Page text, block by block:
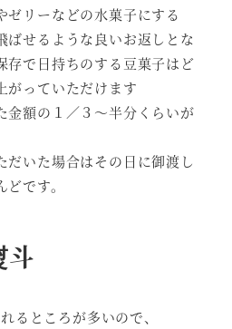
ゼリーなどの水菓子にする
ばせるような良いお返しとな
存で日持ちのする豆菓子はど
がっていただけます
金額の１／３～半分くらいが
だいた場合はその日に御渡し
です。
斗
るところが多いので、